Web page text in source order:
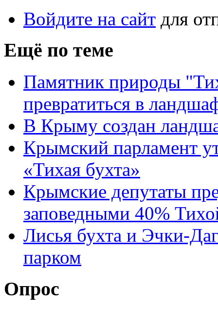
Войдите на сайт для
Ещё по теме
Памятник природы
превратиться в
В Крыму создан
Крымский парламент
«Тихая бухта»
Крымские депутаты
заповедными 40%
Лисья бухта и Эчки-
парком
Опрос